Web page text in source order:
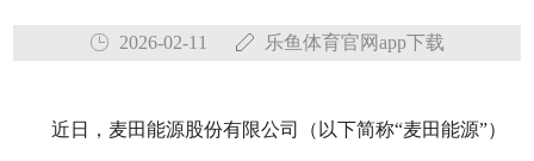
2026-02-11 乐鱼体育官网app下载
近日，麦田能源股份有限公司（以下简称“麦田能源”）